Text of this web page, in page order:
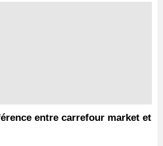
entre carrefour market et